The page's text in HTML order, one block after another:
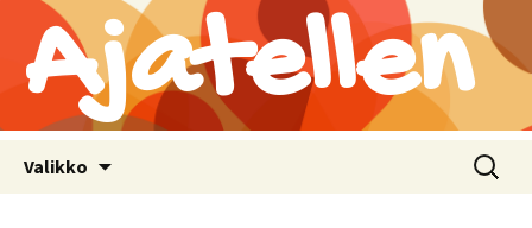
Ajatellen
Valikko Haku: